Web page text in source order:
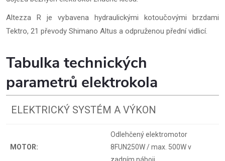
Altezza R je vybavena hydraulickými kotoučovými brzdami
Tektro, 21 převody Shimano Altus a odpruženou přední vidlicí.
Tabulka technických
parametrů elektrokola
ELEKTRICKÝ SYSTÉM A VÝKON
MOTOR:
Odlehčený elektromotor
8FUN250W / max. 500W v